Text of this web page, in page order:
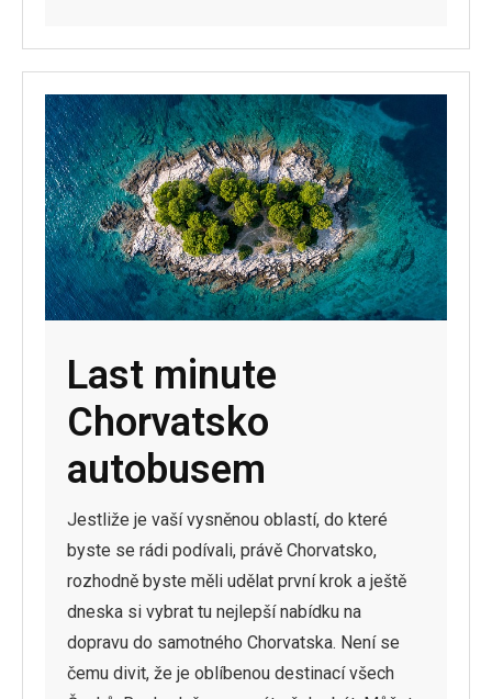
Last minute
Chorvatsko
autobusem
Jestliže je vaší vysněnou oblastí, do které
byste se rádi podívali, právě Chorvatsko,
rozhodně byste měli udělat první krok a ještě
dneska si vybrat tu nejlepší nabídku na
dopravu do samotného Chorvatska. Není se
čemu divit, že je oblíbenou destinací všech